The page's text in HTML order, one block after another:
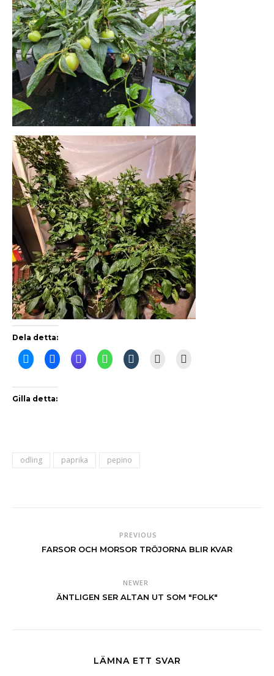
Dela detta:
Gilla detta:
odling paprika pepino
PREVIOUS
FARSOR OCH MORSOR TRÖJORNA BLIR KVAR
NEWER
ÄNTLIGEN SER ALTAN UT SOM "FOLK"
LÄMNA ETT SVAR